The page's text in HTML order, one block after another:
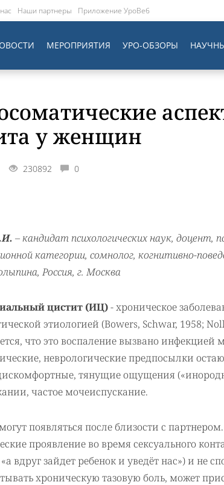
Наши партнеры Приложение УроВеб
МЕРОПРИЯТИЯ УРО-ОБЗОРЫ
у женщин
230892 0
– кандидат психологических наук, доцент,
категории, сомнолог, когнитивно-
Россия, г. Москва
цистит (ИЦ)- хроническое
этиологией (Bowers, Schwar, 1958;
что это воспаление вызвано
неврологические предпосылки
тянущие ощущения
частое мочеиспускание.
появляться после близости с
проявление во время сексуального
вдруг зайдет ребенок и уведёт нас») и не
хроническую тазовую боль, может